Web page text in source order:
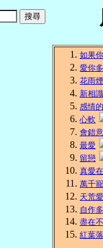
如果
愛你
花雨
新相
感情
心軟
會錯意
最愛
留戀
真愛
萬千
天荒
自作
盡在
紅葉